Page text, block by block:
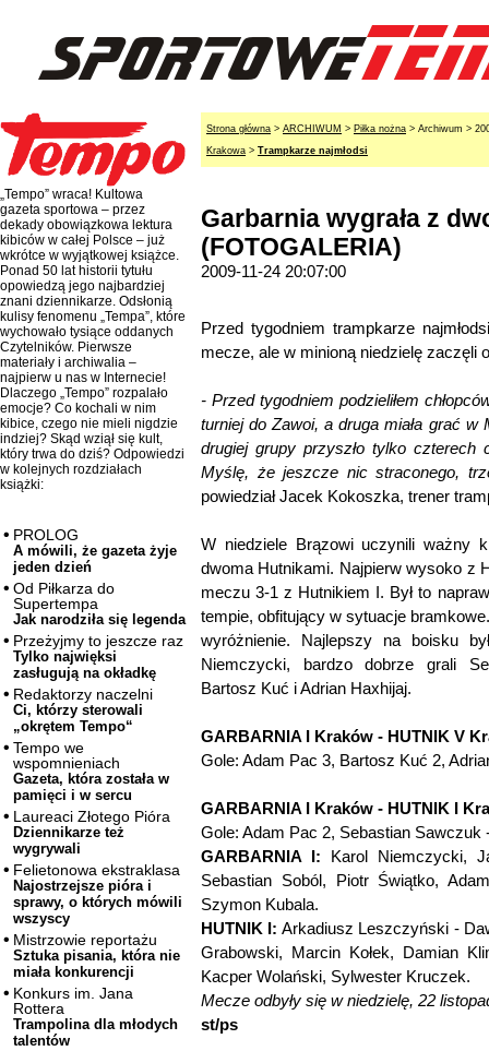
„Tempo” wraca! Kultowa
gazeta sportowa – przez
dekady obowiązkowa lektura
kibiców w całej Polsce – już
wkrótce w wyjątkowej książce.
Ponad 50 lat historii tytułu
opowiedzą jego najbardziej
znani dziennikarze. Odsłonią
kulisy fenomenu „Tempa”, które
wychowało tysiące oddanych
Czytelników. Pierwsze
materiały i archiwalia –
najpierw u nas w Internecie!
Dlaczego „Tempo” rozpalało
emocje? Co kochali w nim
kibice, czego nie mieli nigdzie
indziej? Skąd wziął się kult,
który trwa do dziś? Odpowiedzi
w kolejnych rozdziałach
książki:
PROLOG
A mówili, że gazeta żyje
jeden dzień
Od Piłkarza do
Supertempa
Jak narodziła się legenda
Przeżyjmy to jeszcze raz
Tylko najwięksi
zasługują na okładkę
Redaktorzy naczelni
Ci, którzy sterowali
„okrętem Tempo“
Tempo we
wspomnieniach
Gazeta, która została w
pamięci i w sercu
Laureaci Złotego Pióra
Dziennikarze też
wygrywali
Felietonowa ekstraklasa
Najostrzejsze pióra i
sprawy, o których mówili
wszyscy
Mistrzowie reportażu
Sztuka pisania, która nie
miała konkurencji
Konkurs im. Jana
Rottera
Trampolina dla młodych
talentów
Strona główna > ARCHIWUM > Piłka nożna > Archiwum >
Krakowa > Trampkarze najmłodsi
Garbarnia wygrała z
(FOTOGALERIA)
2009-11-24 20:07:00
Przed tygodniem trampkarze
mecze, ale w minioną niedzielę zaczęli
- Przed tygodniem podzieliłem
turniej do Zawoi, a druga miała grać
drugiej grupy przyszło tylko czterech
Myślę, że jeszcze nic straconego,
powiedział Jacek Kokoszka, trener
W niedziele Brązowi uczynili ważny
dwoma Hutnikami. Najpierw wysoko z
meczu 3-1 z Hutnikiem I. Był to
tempie, obfitujący w sytuacje
wyróżnienie. Najlepszy na boisku
Niemczycki, bardzo dobrze grali
Bartosz Kuć i Adrian Haxhijaj.
GARBARNIA I Kraków - HUTNIK V
Gole: Adam Pac 3, Bartosz Kuć 2,
GARBARNIA I Kraków - HUTNIK I
Gole: Adam Pac 2, Sebastian Sawczuk
GARBARNIA I: Karol Niemczycki,
Sebastian Soból, Piotr Świątko,
Szymon Kubala.
HUTNIK I: Arkadiusz Leszczyński -
Grabowski, Marcin Kołek, Damian
Kacper Wolański, Sylwester Kruczek.
Mecze odbyły się w niedzielę, 22
st/ps